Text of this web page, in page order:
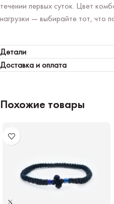
течении первых суток. Цвет
нагрузки — выбирайте тот, что
Детали
Доставка и оплата
Похожие товары